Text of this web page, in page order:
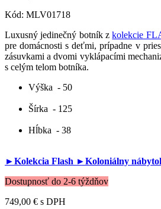
Kód: MLV01718
Luxusný jedinečný botník zkolekcie
pre domácnosti s deťmi, prípadne v
zásuvkami a dvomi vyklápacími
s celým telom botníka.
Výška - 50
Šírka - 125
Hĺbka - 38
►Kolekcia Flash ►Koloniálny
Dostupnosť do 2-6 týždňov
749,00 € s DPH